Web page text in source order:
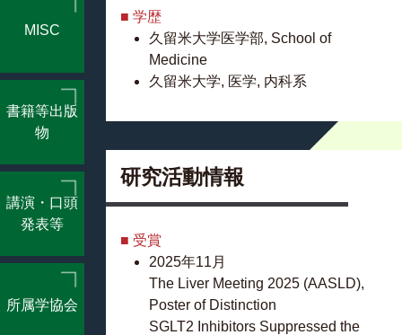
MISC
書籍等出版
物
講演・口頭
発表等
所属学協会
■ 学歴
久留米大学医学部, School of
Medicine
久留米大学, 医学, 内科系
研究活動情報
■ 受賞
2025年11月
The Liver Meeting 2025 (AASLD),
Poster of Distinction
SGLT2 Inhibitors Suppressed the